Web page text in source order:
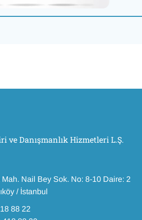
ve Danışmanlık Hizmetleri L.Ş.
Nail Bey Sok. No: 8-10 Daire: 2
/ İstanbul
88 22